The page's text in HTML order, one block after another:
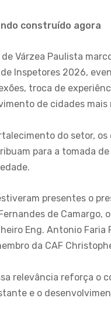
construído agora
Várzea Paulista
Inspetores 2026,
troca de
de cidades mais
do setor,
para a tomada
presentes o
de Camargo,
Eng. Antonio
da CAF
relevância reforça o
e o